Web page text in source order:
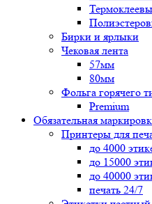
Бирки и ярлыки
Чековая лента
57мм
80мм
Фольга горячего
Premium
Обязательная
Принтеры для
до 4000
до 15000
до 40000
печать 24/7